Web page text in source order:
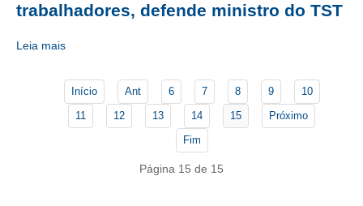
PERSONALIDADES DA TECNOLOGIA
trabalhadores, defende ministro do TST
Leia mais
Início Ant 6 7 8 9
10
11
12 13 14 15
Próximo
Fim
Página 15 de 15